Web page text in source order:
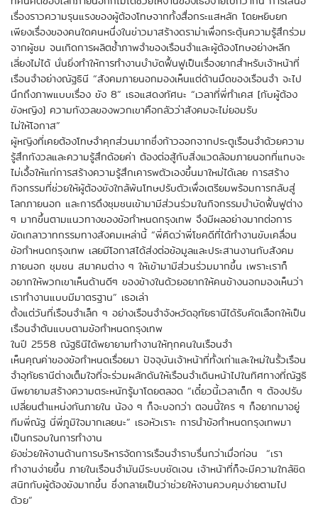
เรื่องราวความรุนแรงของผู้ต้องโทษจากทั้งสื่อกระแสหลัก โดยหยิบยก
เพียงเรื่องของคนใดคนหนึ่งในข่าวมาสร้างดราม่าเพื่อกระตุ้นความรู้สึกร่วม
จากผู้ชม จนเกิดการผลิตซ้ำภาพจำของเรือนจำและผู้ต้องโทษอย่างหลีก
เลี่ยงไม่ได้ นั่นยิ่งทำให้การทำงานบำบัดฟื้นฟูเป็นเรื่องยากสำหรับเจ้าหน้าที่
เรือนจำอย่างณัฐธินี “สังคมภายนอกมองเห็นแต่ด้านมืดของเรือนจำ จะไป
นึกถึงภาพแบบเรื่อง ขัง 8” เธอแสดงทัศนะ “เวลาที่พี่ทำเคส [กับผู้ต้อง
ขังหญิง] ความกังวลของพวกเขาคือกลัวว่าสังคมจะไม่ยอมรับ
ไม่ให้โอกาส”
ผู้หญิงที่เคยต้องโทษจำคุกส่วนมากซึ่งก้าวออกจากประตูเรือนจำด้วยความ
รู้สึกกังวลและความรู้สึกด้อยค่า ต้องต่อสู้กับสิ่งแวดล้อมภายนอกที่แทบจะ
ไม่เอื้อให้แก่การสร้างความรู้สึกเคารพตัวเองขึ้นมาใหม่ได้เลย การสร้าง
กิจกรรมที่ช่วยให้ผู้ต้องขังใกล้พ้นโทษปรับตัวเพื่อเตรียมพร้อมการกลับสู่
โลกภายนอก และการดึงชุมชนเข้ามามีส่วนร่วมในกิจกรรมบำบัดฟื้นฟูต่าง
ๆ มากขึ้นตามแนวทางของข้อกำหนดกรุงเทพ จึงมีผลอย่างมากต่อการ
ขัดเกลาวาทกรรมทางสังคมเหล่านี้ “พี่คิดว่าพี่โชคดีที่ได้ทำงานขับเคลื่อน
ข้อกำหนดกรุงเทพ เลยมีโอกาสได้ส่งต่อข้อมูลและประสานงานกับสังคม
ภายนอก ชุมชน สมาคมต่าง ๆ ให้เข้ามามีส่วนร่วมมากขึ้น เพราะเราก็
อยากให้พวกเขาเห็นด้านดีๆ ของข้างในด้วยอยากให้คนข้างนอกมองเห็นว่า
เราทำงานแบบมีมาตรฐาน” เธอเล่า
ตั้งแต่วันที่เรือนจำเล็ก ๆ อย่างเรือนจำจังหวัดอุทัยธานีได้รับคัดเลือกให้เป็น
เรือนจำต้นแบบตามข้อกำหนดกรุงเทพ
ในปี 2558 ณัฐธินีได้พยายามทำงานให้ทุกคนในเรือนจำ
เห็นคุณค่าของข้อกำหนดเรื่อยมา ปัจจุบันเจ้าหน้าที่ทั้งเก่าและใหม่ในรั้วเรือน
จำอุทัยธานีต่างเต็มใจที่จะร่วมผลักดันให้เรือนจำเดินหน้าไปในทิศทางที่ณัฐธิ
นีพยายามสร้างความตระหนักรู้มาโดยตลอด “เดี๋ยวนี้เวลาเด็ก ๆ ต้องปรับ
เปลี่ยนตำแหน่งกันภายใน น้อง ๆ ก็จะบอกว่า ตอนนี้ใคร ๆ ก็อยากมาอยู่
ทีมพี่ณัฐ นี่พี่ภูมิใจมากเลยนะ” เธอหัวเราะ การนำข้อกำหนดกรุงเทพมา
เป็นกรอบในการทำงาน
ยังช่วยให้งานด้านการบริหารจัดการเรือนจำราบรื่นกว่าเมื่อก่อน “เรา
ทำงานง่ายขึ้น ภายในเรือนจำมันมีระบบชัดเจน เจ้าหน้าที่ก็จะมีความใกล้ชิด
สนิทกับผู้ต้องขังมากขึ้น ซึ่งกลายเป็นว่าช่วยให้งานควบคุมง่ายตามไป
ด้วย”